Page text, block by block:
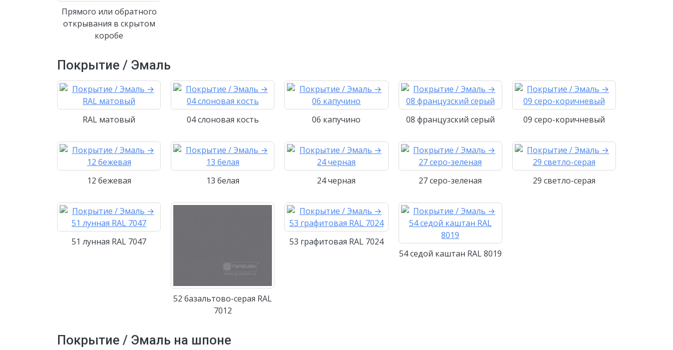
Прямого или обратного
открывания в скрытом
коробе
Покрытие / Эмаль
RAL матовый 04 слоновая кость 06 капучино 08 французский серый 09 серо-коричневый
12 бежевая 13 белая 24 черная 27 серо-зеленая 29 светло-серая
51 лунная RAL 7047
52 базальтово-серая RAL
7012
53 графитовая RAL 7024
54 седой каштан RAL 8019
Покрытие / Эмаль на шпоне